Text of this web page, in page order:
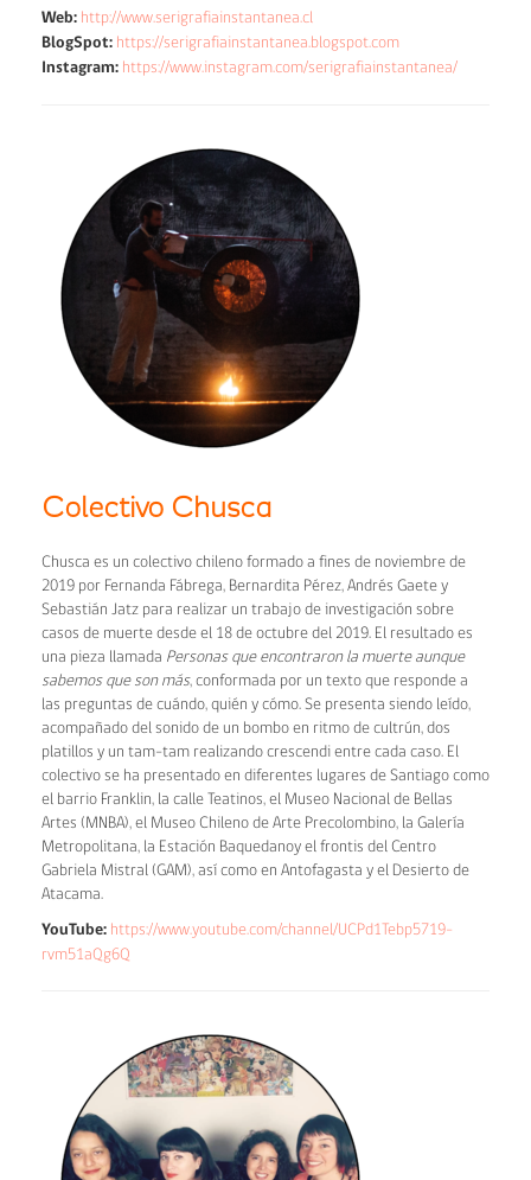
Web: http://www.serigrafiainstantanea.cl
BlogSpot: https://serigrafiainstantanea.blogspot.com
Instagram: https://www.instagram.com/serigrafiainstantanea/
Colectivo Chusca
Chusca es un colectivo chileno formado a fines de noviembre de
2019 por Fernanda Fábrega, Bernardita Pérez, Andrés Gaete y
Sebastián Jatz para realizar un trabajo de investigación sobre
casos de muerte desde el 18 de octubre del 2019. El resultado es
una pieza llamada Personas que encontraron la muerte aunque
sabemos que son más, conformada por un texto que responde a
las preguntas de cuándo, quién y cómo. Se presenta siendo leído,
acompañado del sonido de un bombo en ritmo de cultrún, dos
platillos y un tam-tam realizando crescendi entre cada caso. El
colectivo se ha presentado en diferentes lugares de Santiago como
el barrio Franklin, la calle Teatinos, el Museo Nacional de Bellas
Artes (MNBA), el Museo Chileno de Arte Precolombino, la Galería
Metropolitana, la Estación Baquedanoy el frontis del Centro
Gabriela Mistral (GAM), así como en Antofagasta y el Desierto de
Atacama.
YouTube: https://www.youtube.com/channel/UCPd1Tebp5719-
rvm51aQg6Q